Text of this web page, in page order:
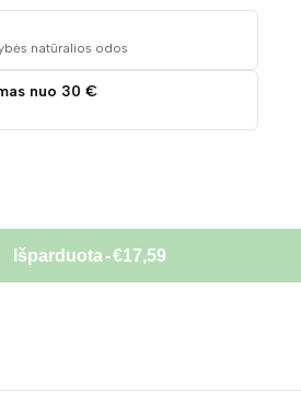
natūralios odos
nuo 30 €
Išparduota-€17,59